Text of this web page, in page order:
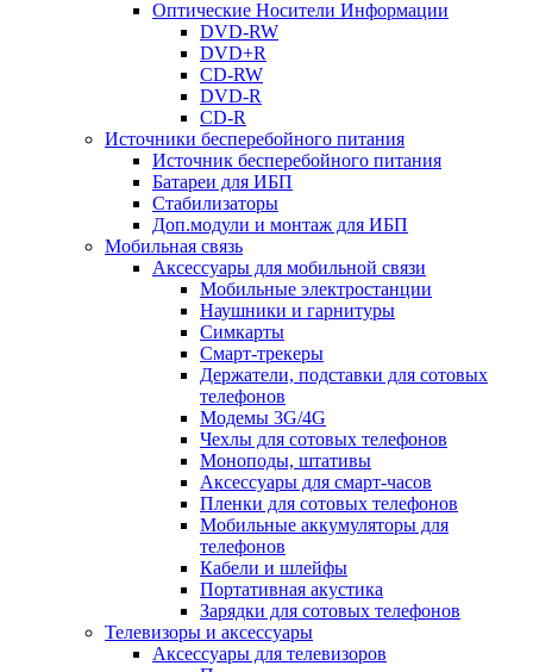
Оптические Носители Информации
DVD-RW
DVD+R
CD-RW
DVD-R
CD-R
Источники бесперебойного питания
Источник бесперебойного питания
Батареи для ИБП
Стабилизаторы
Доп.модули и монтаж для ИБП
Мобильная связь
Аксессуары для мобильной связи
Мобильные электростанции
Наушники и гарнитуры
Симкарты
Смарт-трекеры
Держатели, подставки для сотовых
телефонов
Модемы 3G/4G
Чехлы для сотовых телефонов
Моноподы, штативы
Аксессуары для смарт-часов
Пленки для сотовых телефонов
Мобильные аккумуляторы для
телефонов
Кабели и шлейфы
Портативная акустика
Зарядки для сотовых телефонов
Телевизоры и аксессуары
Аксессуары для телевизоров